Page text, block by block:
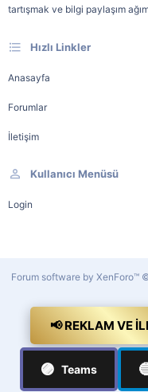
tartışmak ve bilgi paylaşım
Hızlı Linkler
Anasayfa
Forumlar
İletişim
Kullanıcı Menüsü
Login
Forum software by XenForo™
📢 REKLAM VE
🟣 Teams